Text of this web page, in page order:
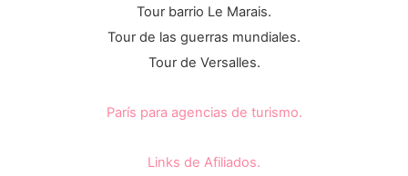
Tour barrio Le Marais.
Tour de las guerras mundiales.
Tour de Versalles.
París para agencias de turismo.
Links de Afiliados.